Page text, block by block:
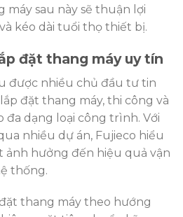
máy sau này sẽ thuận lợi
kéo dài tuổi thọ thiết bị.
đặt thang máy uy tín
được nhiều chủ đầu tư tin
đặt thang máy, thi công và
đa dạng loại công trình. Với
nhiều dự án, Fujieco hiểu
ảnh hưởng đến hiệu quả vận
thống.
thang máy theo hướng